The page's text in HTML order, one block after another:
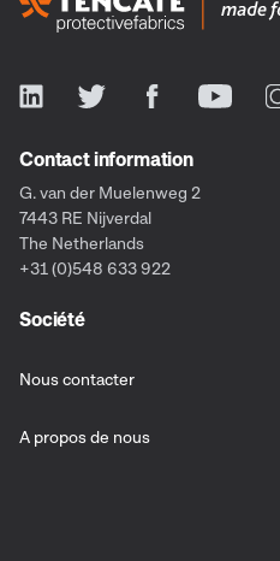
Contact information
G. van der Muelenweg 2
7443 RE Nijverdal
The Netherlands
+31 (0)548 633 922
Société
Nous contacter
A propos de nous